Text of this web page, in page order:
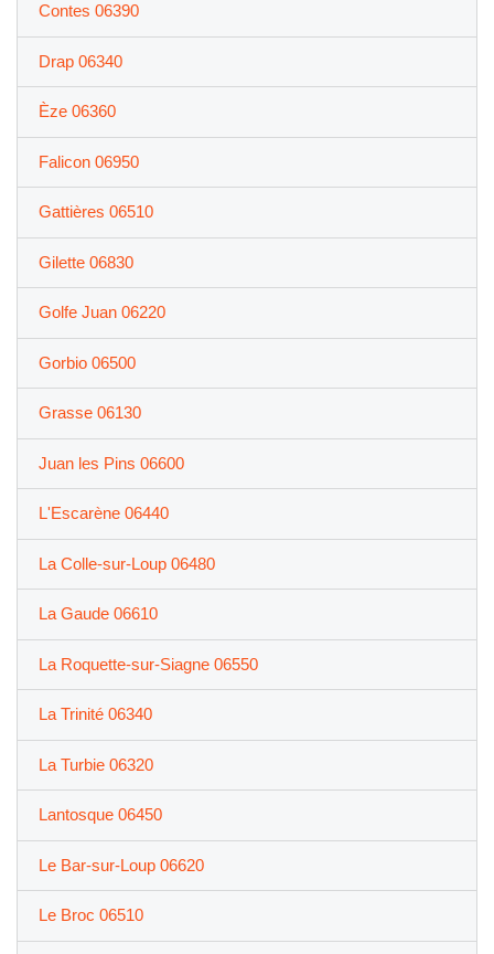
Contes 06390
Drap 06340
Èze 06360
Falicon 06950
Gattières 06510
Gilette 06830
Golfe Juan 06220
Gorbio 06500
Grasse 06130
Juan les Pins 06600
L'Escarène 06440
La Colle-sur-Loup 06480
La Gaude 06610
La Roquette-sur-Siagne 06550
La Trinité 06340
La Turbie 06320
Lantosque 06450
Le Bar-sur-Loup 06620
Le Broc 06510